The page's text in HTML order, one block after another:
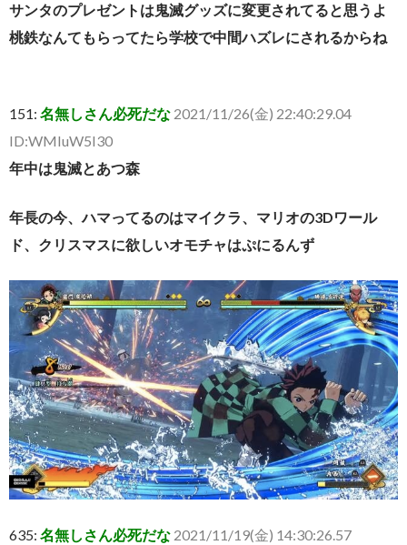
サンタのプレゼントは鬼滅グッズに変更されてると思うよ
桃鉄なんてもらってたら学校で中間ハズレにされるからね
151: 名無しさん必死だな 2021/11/26(金) 22:40:29.04
ID:WMIuW5I30
年中は鬼滅とあつ森
年長の今、ハマってるのはマイクラ、マリオの3Dワール
ド、クリスマスに欲しいオモチャはぷにるんず
635: 名無しさん必死だな 2021/11/19(金) 14:30:26.57